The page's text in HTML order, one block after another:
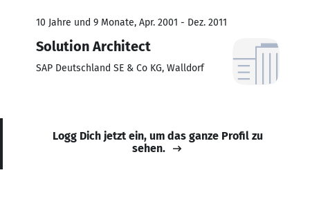
10 Jahre und 9 Monate, Apr. 2001 - Dez. 2011
Solution Architect
SAP Deutschland SE & Co KG, Walldorf
Logg Dich jetzt ein, um das ganze Profil zu
sehen.